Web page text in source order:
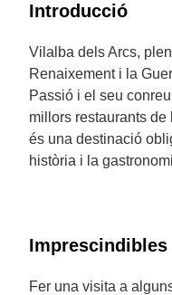
Introducció
Vilalba dels Arcs,
Renaixement i la
Passió i el seu
millors restaurants
és una destinació
història i la
Imprescindibles
Fer una visita a